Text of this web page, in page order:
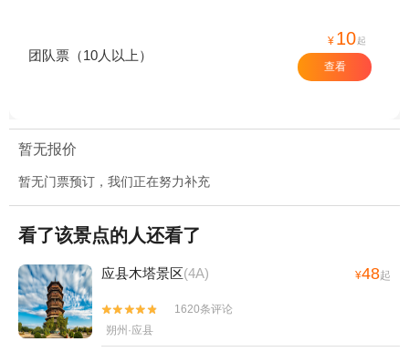
团队票（10人以上）
¥ 10起
查看
暂无报价
暂无门票预订，我们正在努力补充
看了该景点的人还看了
应县木塔景区(4A) ¥48起


1620条评论
朔州·应县